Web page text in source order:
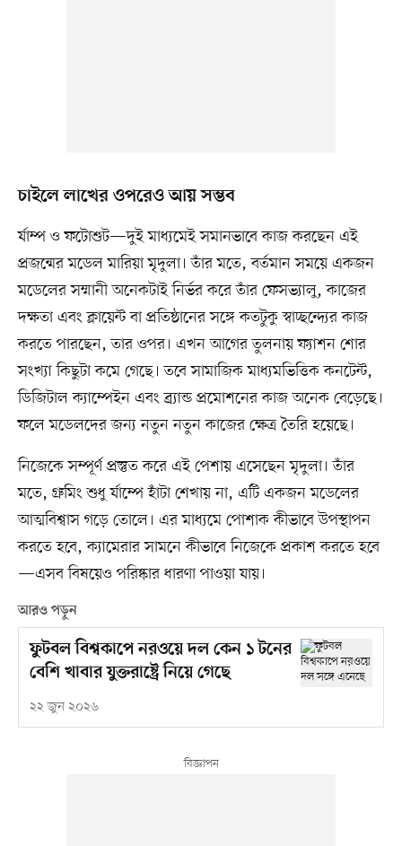
চাইলে লাখের ওপরেও আয় সম্ভব
র্যাম্প ও ফটোশুট—দুই মাধ্যমেই সমানভাবে কাজ করছেন এই
প্রজন্মের মডেল মারিয়া মৃদুলা। তাঁর মতে, বর্তমান সময়ে একজন
মডেলের সম্মানী অনেকটাই নির্ভর করে তাঁর ফেসভ্যালু, কাজের
দক্ষতা এবং ক্লায়েন্ট বা প্রতিষ্ঠানের সঙ্গে কতটুকু স্বাচ্ছন্দ্যের কাজ
করতে পারছেন, তার ওপর। এখন আগের তুলনায় ফ্যাশন শোর
সংখ্যা কিছুটা কমে গেছে। তবে সামাজিক মাধ্যমভিত্তিক কনটেন্ট,
ডিজিটাল ক্যাম্পেইন এবং ব্র্যান্ড প্রমোশনের কাজ অনেক বেড়েছে।
ফলে মডেলদের জন্য নতুন নতুন কাজের ক্ষেত্র তৈরি হয়েছে।
নিজেকে সম্পূর্ণ প্রস্তুত করে এই পেশায় এসেছেন মৃদুলা। তাঁর
মতে, গ্রুমিং শুধু র্যাম্পে হাঁটা শেখায় না, এটি একজন মডেলের
আত্মবিশ্বাস গড়ে তোলে। এর মাধ্যমে পোশাক কীভাবে উপস্থাপন
করতে হবে, ক্যামেরার সামনে কীভাবে নিজেকে প্রকাশ করতে হবে
—এসব বিষয়েও পরিষ্কার ধারণা পাওয়া যায়।
আরও পড়ুন
ফুটবল বিশ্বকাপে নরওয়ে দল কেন ১ টনের
বেশি খাবার যুক্তরাষ্ট্রে নিয়ে গেছে
২২ জুন ২০২৬